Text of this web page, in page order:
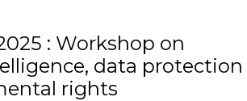
: Workshop on
data protection
rights